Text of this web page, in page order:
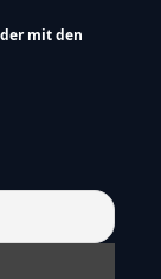
mit den